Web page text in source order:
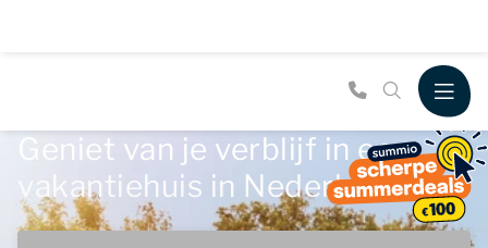
Geniet van je verblijf in een
vakantiehuis in Nederland